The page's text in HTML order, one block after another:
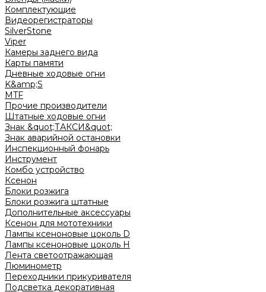
Комплектующие
Видеорегистраторы
SilverStone
Viper
Камеры заднего вида
Карты памяти
Дневные ходовые огни
K&amp;S
MTF
Прочие производители
Штатные ходовые огни
Знак &quot;ТАКСИ&quot;
Знак аварийной остановки
Инспекционный фонарь
Инструмент
Комбо устройство
Ксенон
Блоки розжига
Блоки розжига штатные
Дополнительные аксессуары
Ксенон для мототехники
Лампы ксеноновые цоколь D
Лампы ксеноновые цоколь H
Лента светоотражающая
Люминометр
Переходники прикуривателя
Подсветка декоративная